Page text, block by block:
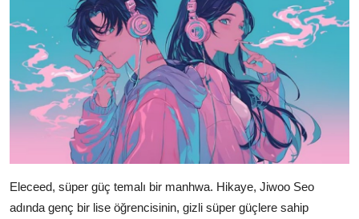
Eleceed, süper güç temalı bir manhwa. Hikaye, Jiwoo Seo
adında genç bir lise öğrencisinin, gizli süper güçlere sahip